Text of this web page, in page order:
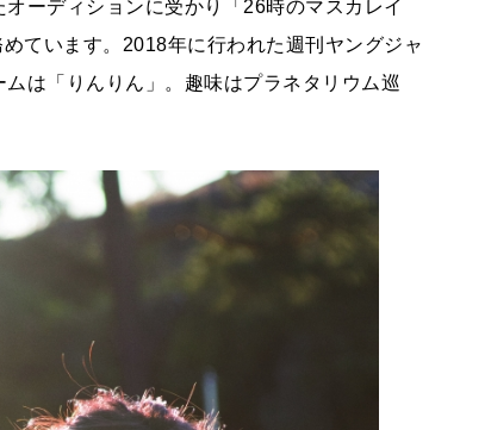
ーディションに受かり「26時のマスカレイ
ています。2018年に行われた週刊ヤングジャ
は「りんりん」。趣味はプラネタリウム巡